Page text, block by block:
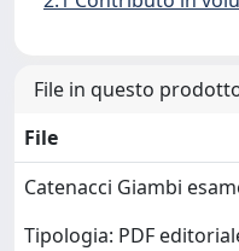
File in questo
File
Catenacci Giambi
Tipologia: PDF